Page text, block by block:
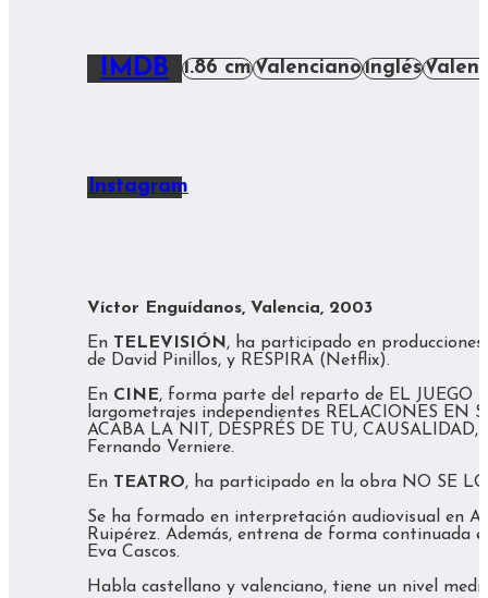
Instagram
IMDB 1.86 cmValencianoInglés
Víctor Enguídanos, Valencia, 2003
En TELEVISIÓN, ha participado en
de David Pinillos, y RESPIRA (Netflix).
En CINE, forma parte del reparto de EL JUEGO
largometrajes independientes RELACIONES EN
ACABA LA NIT, DESPRÉS DE TU,
Fernando Verniere.
En TEATRO, ha participado en la obra NO SE
Se ha formado en interpretación audiovisual en
Ruipérez. Además, entrena de forma continuada
Eva Cascos.
Habla castellano y valenciano, tiene un nivel